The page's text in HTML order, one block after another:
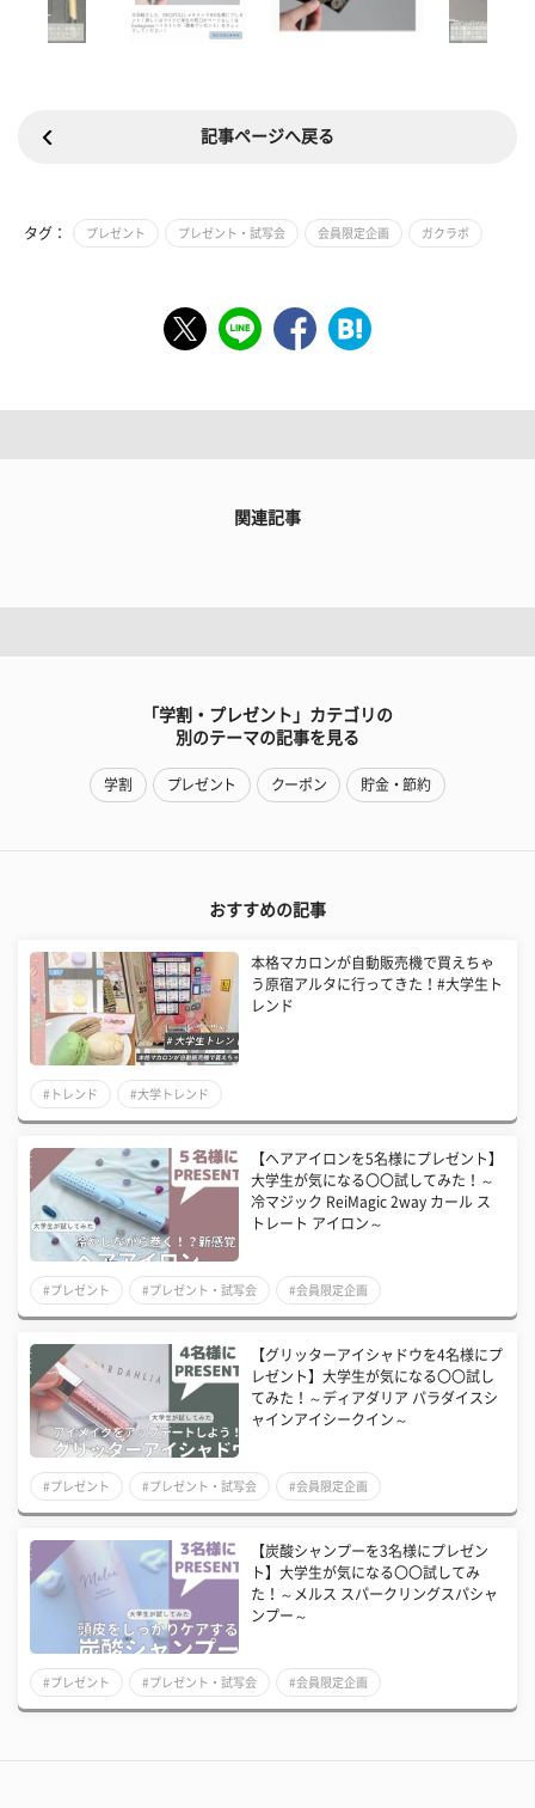
記事ページへ戻る
タグ： プレゼント プレゼント・試写会 会員限定企画 ガクラボ
関連記事
「学割・プレゼント」カテゴリの
別のテーマの記事を見る
学割 プレゼント クーポン 貯金・節約
おすすめの記事
本格マカロンが自動販売機で買えちゃ
う原宿アルタに行ってきた！#大学生ト
レンド
#トレンド #大学トレンド
【ヘアアイロンを5名様にプレゼント】
大学生が気になる〇〇試してみた！～
冷マジック ReiMagic 2way カール ス
トレート アイロン～
#プレゼント #プレゼント・試写会 #会員限定企画
【グリッターアイシャドウを4名様にプ
レゼント】大学生が気になる〇〇試し
てみた！～ディアダリア パラダイスシ
ャインアイシークイン～
#プレゼント #プレゼント・試写会 #会員限定企画
【炭酸シャンプーを3名様にプレゼン
ト】大学生が気になる〇〇試してみ
た！～メルス スパークリングスパシャ
ンプー～
#プレゼント #プレゼント・試写会 #会員限定企画